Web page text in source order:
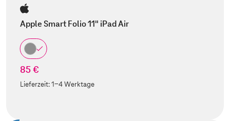
Apple Smart Folio 11" iPad Air
85 €
Lieferzeit:1-4 Werktage